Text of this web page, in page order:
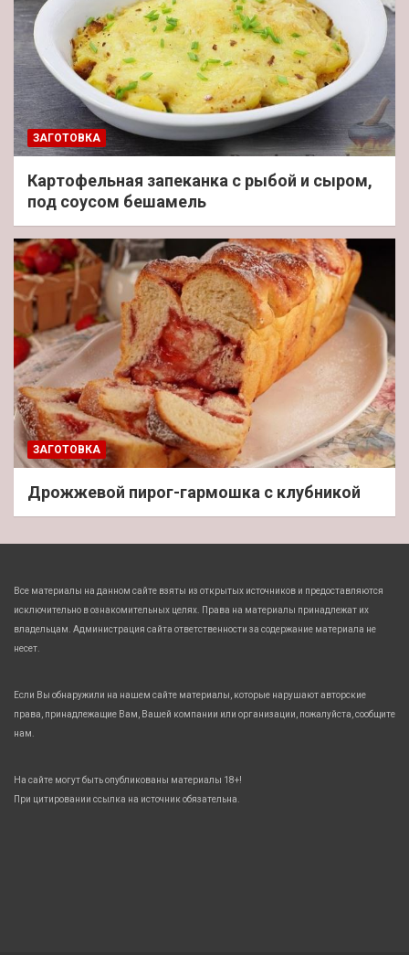
ЗАГОТОВКА
Картофельная запеканка с рыбой и сыром,
под соусом бешамель
ЗАГОТОВКА
Дрожжевой пирог-гармошка с клубникой
Все материалы на данном сайте взяты из открытых источников и предоставляются
исключительно в ознакомительных целях. Права на материалы принадлежат их
владельцам. Администрация сайта ответственности за содержание материала не
несет.
Если Вы обнаружили на нашем сайте материалы, которые нарушают авторские
права, принадлежащие Вам, Вашей компании или организации, пожалуйста, сообщите
нам.
На сайте могут быть опубликованы материалы 18+!
При цитировании ссылка на источник обязательна.